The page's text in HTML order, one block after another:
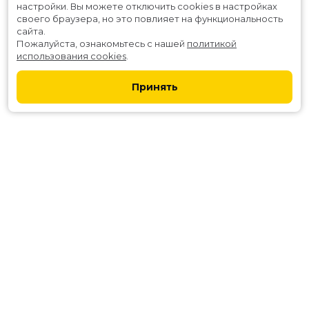
настройки. Вы можете отключить cookies в настройках
своего браузера, но это повлияет на функциональность
сайта.
Пожалуйста, ознакомьтесь с нашей политикой
использования cookies
Принять